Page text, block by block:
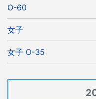
O-60
女子
女子 O-35